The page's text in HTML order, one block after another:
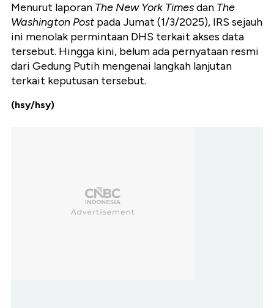
Menurut laporan The New York Timesdan The
Washington Post pada Jumat (1/3/2025), IRS sejauh
ini menolak permintaan DHS terkait akses data
tersebut. Hingga kini, belum ada pernyataan resmi
dari Gedung Putih mengenai langkah lanjutan
terkait keputusan tersebut.
(hsy/hsy)